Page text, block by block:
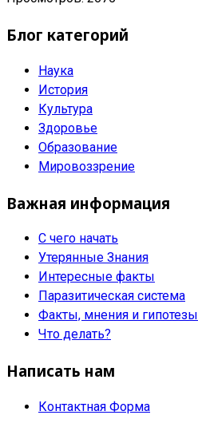
Блог категорий
Наука
История
Культура
Здоровье
Образование
Мировоззрение
Важная информация
С чего начать
Утерянные Знания
Интересные факты
Паразитическая система
Факты, мнения и гипотезы
Что делать?
Написать нам
Контактная Форма